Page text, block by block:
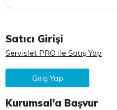
Satıcı Girişi
Servislet PRO ile Satış Yap
Giriş Yap
Kurumsal'a Başvur